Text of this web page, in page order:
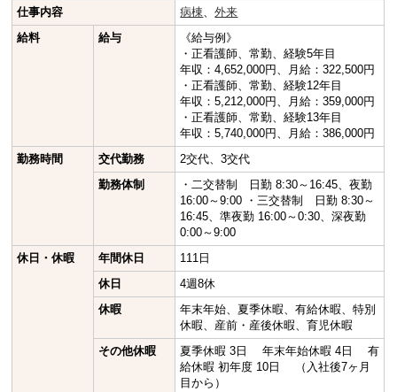
仕事内容
病棟、外来
給料
給与
《給与例》
・正看護師、常勤、経験5年目
年収：4,652,000円、月給：322,500円
・正看護師、常勤、経験12年目
年収：5,212,000円、月給：359,000円
・正看護師、常勤、経験13年目
年収：5,740,000円、月給：386,000円
勤務時間
交代勤務
2交代、3交代
勤務体制
・二交替制 日勤 8:30～16:45、夜勤
16:00～9:00 ・三交替制 日勤 8:30～
16:45、準夜勤 16:00～0:30、深夜勤
0:00～9:00
休日・休暇
年間休日
111日
休日
4週8休
休暇
年末年始、夏季休暇、有給休暇、特別
休暇、産前・産後休暇、育児休暇
その他休暇
夏季休暇 3日 年末年始休暇 4日 有
給休暇 初年度 10日 （入社後7ヶ月
目から）